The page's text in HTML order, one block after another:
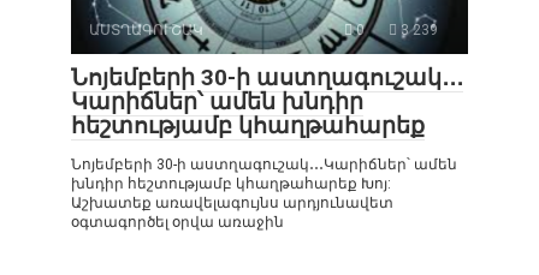
ԱՍՏՂԱԳՈՒՇԱԿ 0 3 239
Նոյեմբերի 30-ի աստղագուշակ․․․
Կարիճներ՝ ամեն խնդիր
հեշտությամբ կհաղթահարեք
Նոյեմբերի 30-ի աստղագուշակ․․․Կարիճներ՝ ամեն
խնդիր հեշտությամբ կհաղթահարեք Խոյ:
Աշխատեք առավելագույնս արդյունավետ
օգտագործել օրվա առաջին